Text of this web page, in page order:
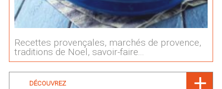
Recettes provençales, marchés de provence,
traditions de Noel, savoir-faire...
DÉCOUVREZ